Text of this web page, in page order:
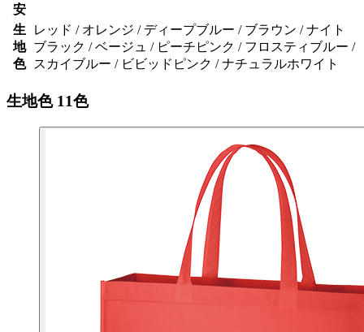
安
生
地
色
レッド / オレンジ / ディープブルー / ブラウン / ナイト
ブラック / ベージュ / ピーチピンク / フロスティブルー /
スカイブルー / ビビッドピンク / ナチュラルホワイト
生地色 11色